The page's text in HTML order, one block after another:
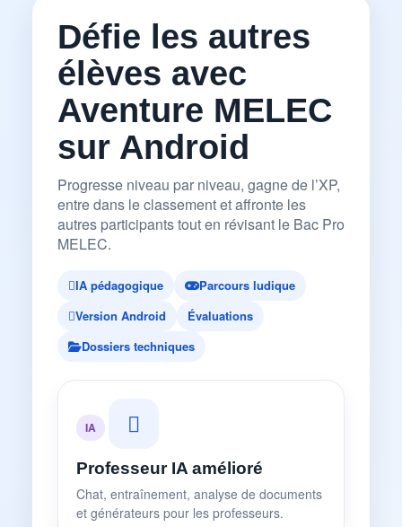
Défie les autres
élèves avec
Aventure MELEC
sur Android
Progresse niveau par niveau, gagne de l’XP,
entre dans le classement et affronte les
autres participants tout en révisant le Bac Pro
MELEC.
IA pédagogique
Parcours ludique
Version Android
Évaluations
Dossiers techniques
IA
Professeur IA amélioré
Chat, entraînement, analyse de documents
et générateurs pour les professeurs.